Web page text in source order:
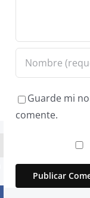
Guarde mi
comente.